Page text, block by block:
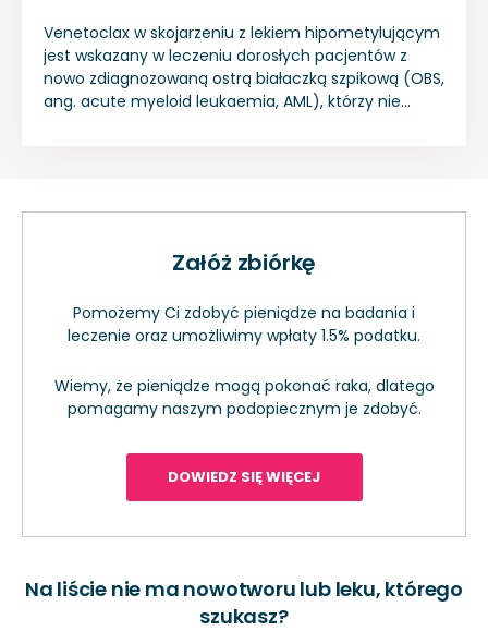
Venetoclax w skojarzeniu z lekiem hipometylującym
jest wskazany w leczeniu dorosłych pacjentów z
nowo zdiagnozowaną ostrą białaczką szpikową (OBS,
ang. acute myeloid leukaemia, AML), którzy nie
Załóż zbiórkę
Pomożemy Ci zdobyć pieniądze na badania i
leczenie oraz umożliwimy wpłaty 1.5% podatku.
Wiemy, że pieniądze mogą pokonać raka, dlatego
pomagamy naszym podopiecznym je zdobyć.
DOWIEDZ SIĘ WIĘCEJ
Na liście nie ma nowotworu lub leku, którego
szukasz?